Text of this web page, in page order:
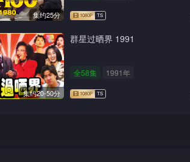
集约25分
集约20-50分
群星过晒界 1991
全58集 1991年